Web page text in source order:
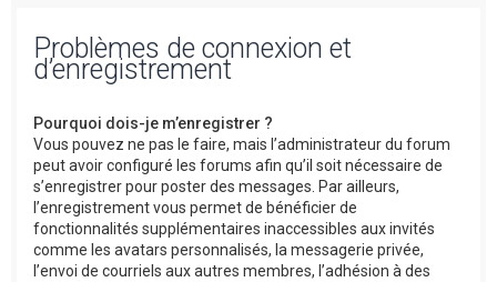
Problèmes de connexion et
d’enregistrement
Pourquoi dois-je m’enregistrer ?
Vous pouvez ne pas le faire, mais l’administrateur du forum
peut avoir configuré les forums afin qu’il soit nécessaire de
s’enregistrer pour poster des messages. Par ailleurs,
l’enregistrement vous permet de bénéficier de
fonctionnalités supplémentaires inaccessibles aux invités
comme les avatars personnalisés, la messagerie privée,
l’envoi de courriels aux autres membres, l’adhésion à des